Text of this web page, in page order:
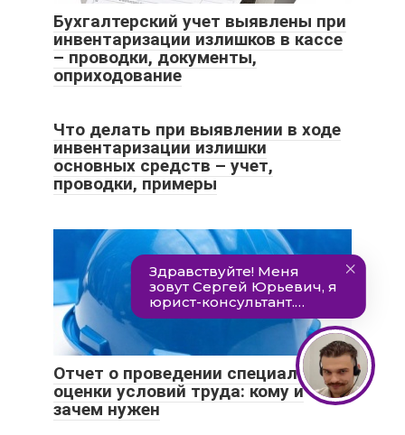
Бухгалтерский учет выявлены при
инвентаризации излишков в кассе
– проводки, документы,
оприходование
Что делать при выявлении в ходе
инвентаризации излишки
основных средств – учет,
проводки, примеры
Отчет о проведении специальной
оценки условий труда: кому и
зачем нужен